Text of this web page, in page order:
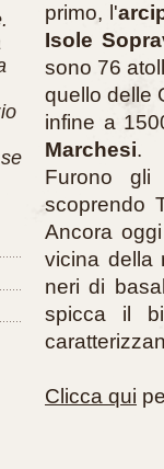
primo, l'
Isole
sono 76
quello delle
infine a
Marchesi.
Furono gli
scoprendo
Ancora
vicina della
neri di
spicca il
Clicca qui